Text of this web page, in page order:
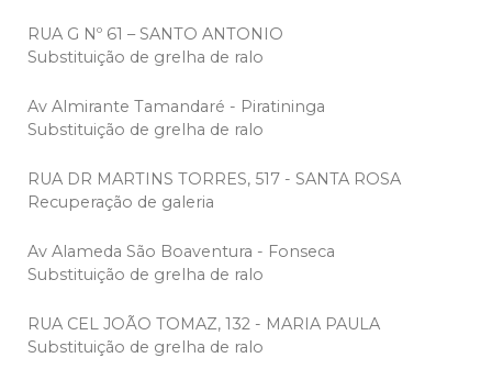
RUA G Nº 61 – SANTO ANTONIO
Substituição de grelha de ralo
Av Almirante Tamandaré - Piratininga
Substituição de grelha de ralo
RUA DR MARTINS TORRES, 517 - SANTA ROSA
Recuperação de galeria
Av Alameda São Boaventura - Fonseca
Substituição de grelha de ralo
RUA CEL JOÃO TOMAZ, 132 - MARIA PAULA
Substituição de grelha de ralo